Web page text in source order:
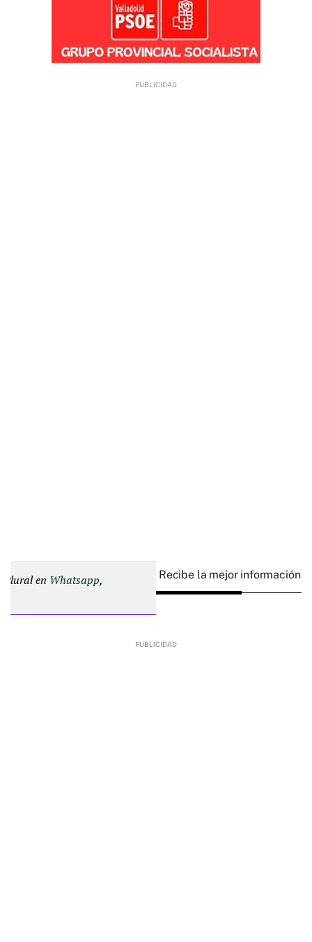
Plural en Whatsapp, Recibe la mejor información